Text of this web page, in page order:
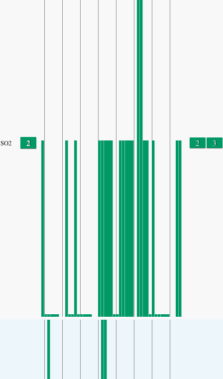
SO2 2 2 3